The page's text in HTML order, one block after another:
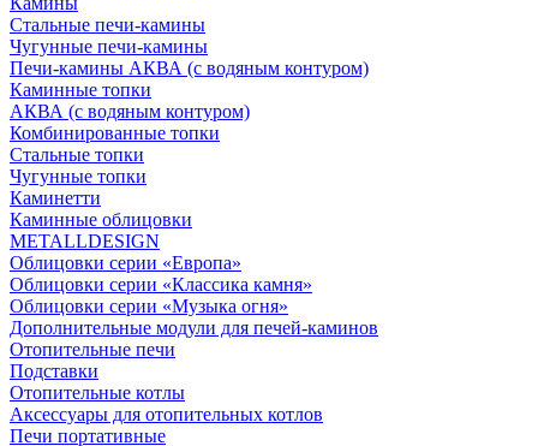
Стальные печи-камины
Чугунные печи-камины
Печи-камины АКВА (с водяным контуром)
Каминные топки
АКВА (с водяным контуром)
Комбинированные топки
Стальные топки
Чугунные топки
Каминетти
Каминные облицовки
METALLDESIGN
Облицовки серии «Европа»
Облицовки серии «Классика камня»
Облицовки серии «Музыка огня»
Дополнительные модули для печей-каминов
Отопительные печи
Подставки
Отопительные котлы
Аксессуары для отопительных котлов
Печи портативные